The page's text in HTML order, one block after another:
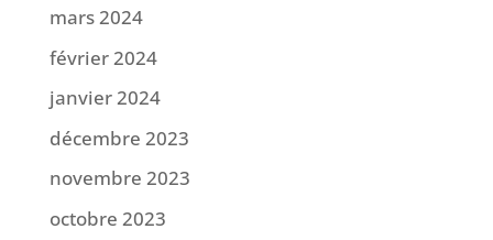
mars 2024
février 2024
janvier 2024
décembre 2023
novembre 2023
octobre 2023